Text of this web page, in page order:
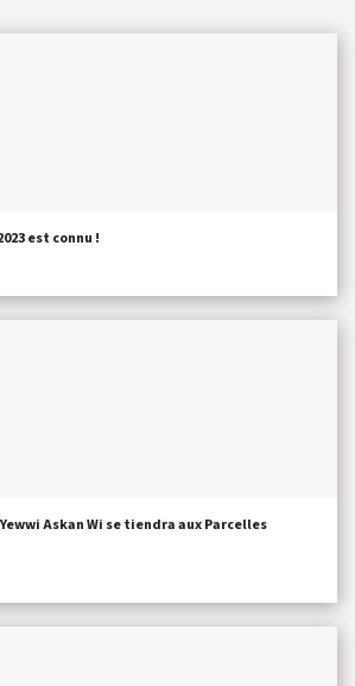
est connu !
Yewwi Askan Wi se tiendra aux Parcelles